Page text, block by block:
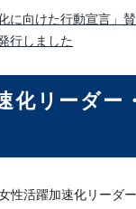
に向けた行動宣言」
行しました
化リーダー
性活躍加速化リーダ